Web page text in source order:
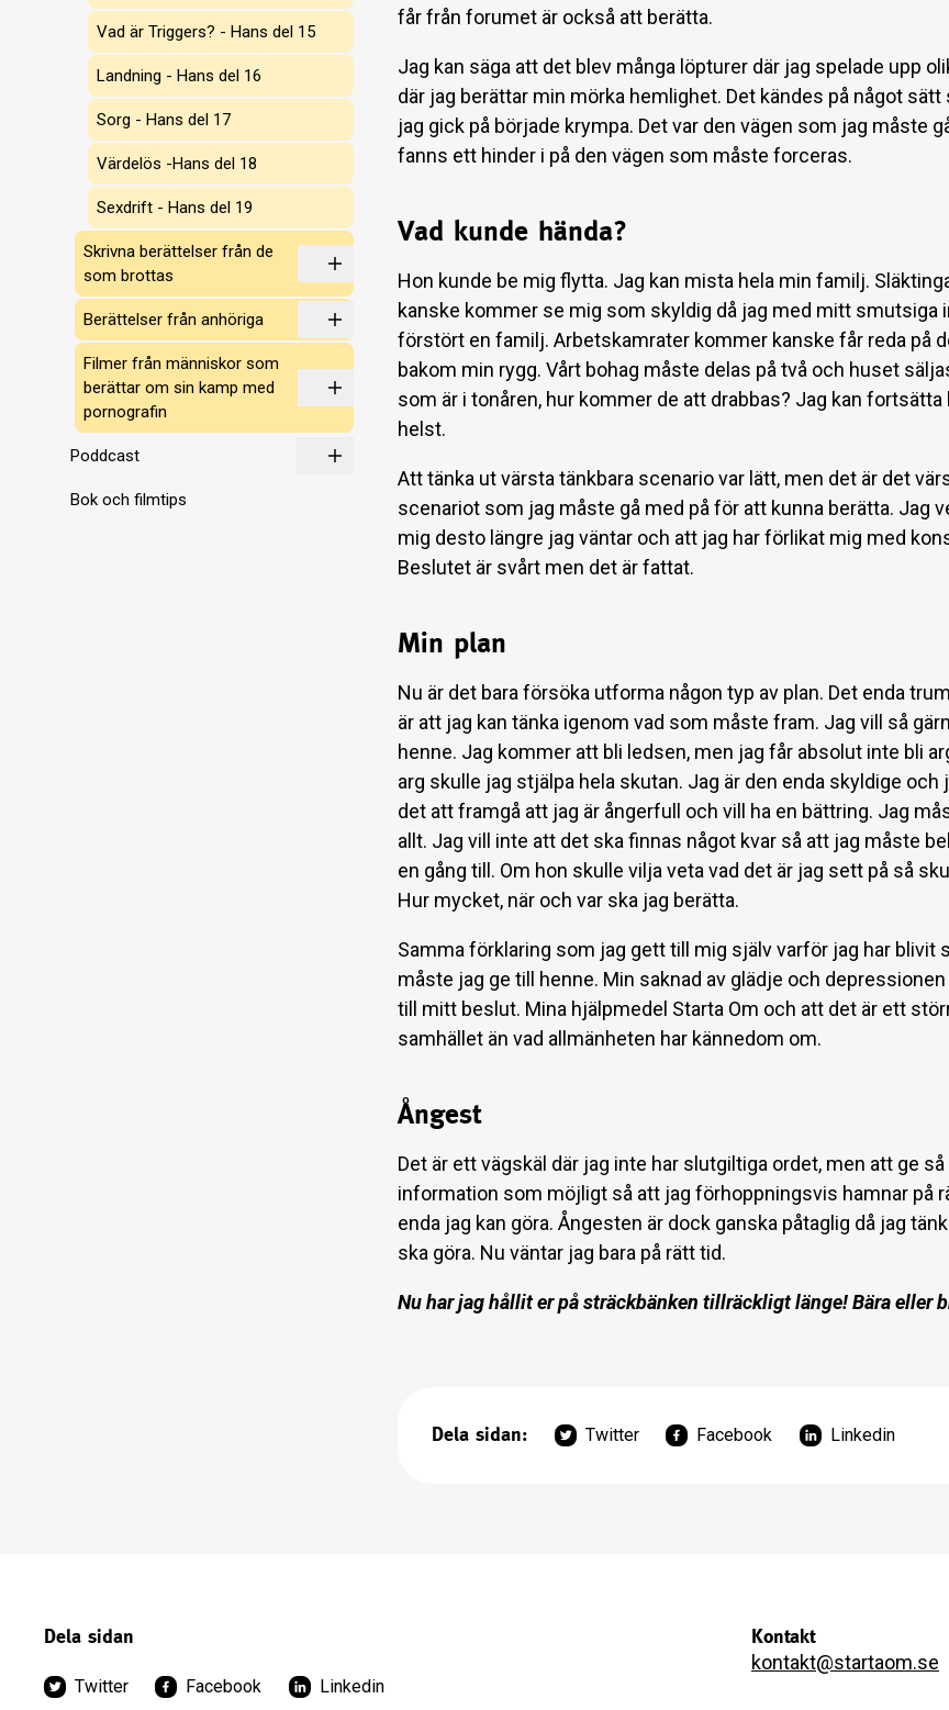
Vad är Triggers? - Hans del 15
Landning - Hans del 16
Sorg - Hans del 17
Värdelös -Hans del 18
Sexdrift - Hans del 19
Skrivna berättelser från de
som brottas
Berättelser från anhöriga
Filmer från människor som
berättar om sin kamp med
pornografin
Poddcast
Bok och filmtips
får från forumet är också att berätta.
Jag kan säga att det blev många löpturer där jag spelade upp
där jag berättar min mörka hemlighet. Det kändes på något sätt
jag gick på började krympa. Det var den vägen som jag måste
fanns ett hinder i på den vägen som måste forceras.
Vad kunde hända?
Hon kunde be mig flytta. Jag kan mista hela min familj.
kanske kommer se mig som skyldig då jag med mitt smutsiga
förstört en familj. Arbetskamrater kommer kanske får reda på
bakom min rygg. Vårt bohag måste delas på två och huset
som är i tonåren, hur kommer de att drabbas? Jag kan fortsätta
helst.
Att tänka ut värsta tänkbara scenario var lätt, men det är det
scenariot som jag måste gå med på för att kunna berätta. Jag
mig desto längre jag väntar och att jag har förlikat mig med
Beslutet är svårt men det är fattat.
Min plan
Nu är det bara försöka utforma någon typ av plan. Det enda
är att jag kan tänka igenom vad som måste fram. Jag vill så
henne. Jag kommer att bli ledsen, men jag får absolut inte bli
arg skulle jag stjälpa hela skutan. Jag är den enda skyldige och
det att framgå att jag är ångerfull och vill ha en bättring. Jag
allt. Jag vill inte att det ska finnas något kvar så att jag måste
en gång till. Om hon skulle vilja veta vad det är jag sett på så
Hur mycket, när och var ska jag berätta.
Samma förklaring som jag gett till mig själv varför jag har blivit
måste jag ge till henne. Min saknad av glädje och
till mitt beslut. Mina hjälpmedel Starta Om och att det är ett
samhället än vad allmänheten har kännedom om.
Ångest
Det är ett vägskäl där jag inte har slutgiltiga ordet, men att ge
information som möjligt så att jag förhoppningsvis hamnar på
enda jag kan göra. Ångesten är dock ganska påtaglig då jag
ska göra. Nu väntar jag bara på rätt tid.
Nu har jag hållit er på sträckbänken tillräckligt länge! Bära eller
Dela sidan: Twitter Facebook Linkedin
Dela sidan
Twitter Facebook Linkedin
Kontakt
kontakt@startaom.se